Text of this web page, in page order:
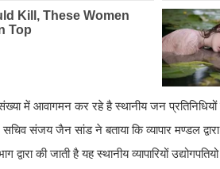
में आवागमन कर रहे है स्थानीय जन प्रतिनिधियों
संजय जैन सांड ने बताया कि व्यापार मण्डल
द्वारा की जाती है यह स्थानीय व्यापारियों